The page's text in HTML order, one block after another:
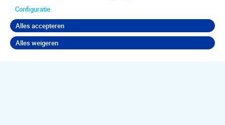
Configuratie
Alles accepteren
Alles weigeren